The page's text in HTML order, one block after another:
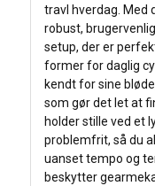
travl hverdag. Med
robust,
setup, der er
former for daglig
kendt for sine
som gør det let at
holder stille ved et
problemfrit, så du
uanset tempo og
beskytter